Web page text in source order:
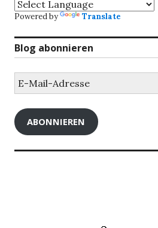
Powered by Translate
Blog abonnieren
Mail-
ABONNIEREN